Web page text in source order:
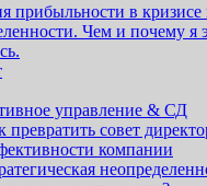
прибыльности в кризисе
Чем и почему я
управление & СД
превратить совет
компании